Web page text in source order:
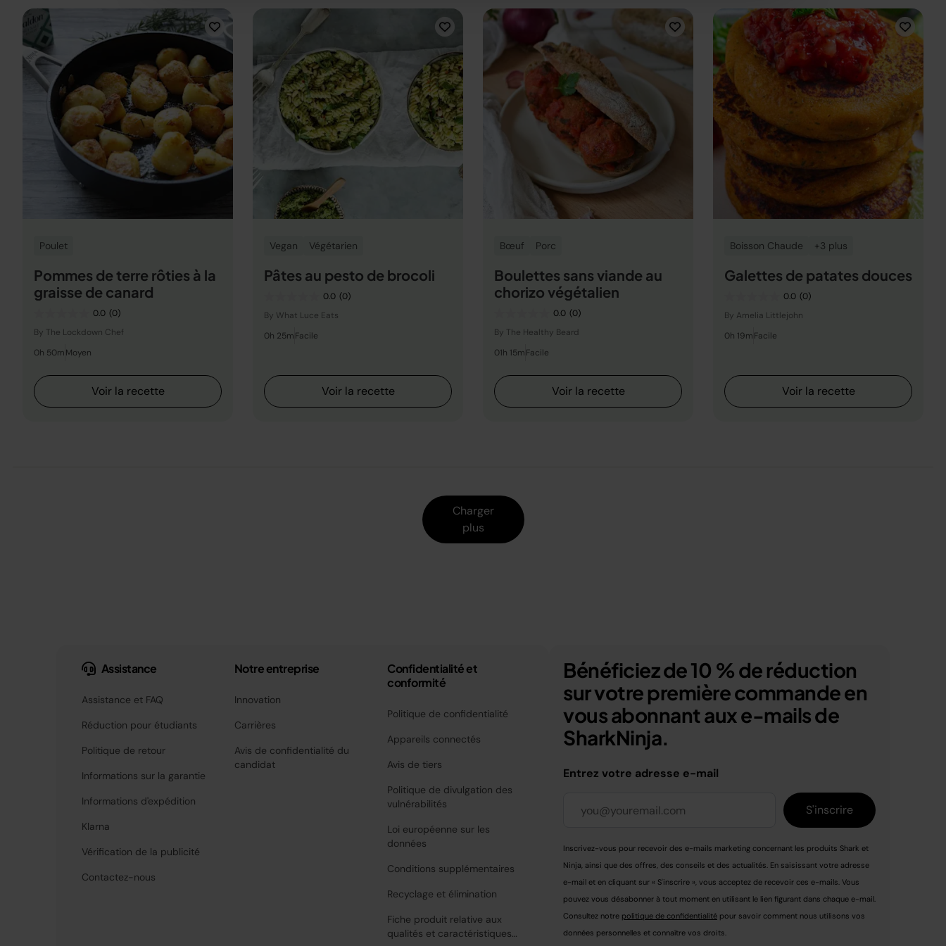
Poulet
Pommes de terre rôties à la
graisse de canard
0.0 (0)
By The Lockdown Chef
0h 50mMoyen
Voir la recette
Vegan Végétarien
Pâtes au pesto de brocoli
0.0 (0)
By What Luce Eats
0h 25mFacile
Voir la recette
Bœuf Porc
Boulettes sans viande au
chorizo végétalien
0.0 (0)
By The Healthy Beard
01h 15mFacile
Voir la recette
Boisson Chaude +3 plus
Galettes de patates douces
0.0 (0)
By Amelia Littlejohn
0h 19mFacile
Voir la recette
Charger
plus
Assistance
Assistance et FAQ
Réduction pour étudiants
Politique de retour
Informations sur la garantie
Informations d'expédition
Klarna
Vérification de la publicité
Contactez-nous
Notre entreprise
Innovation
Carrières
Avis de confidentialité du
candidat
Confidentialité et
conformité
Politique de confidentialité
Appareils connectés
Avis de tiers
Politique de divulgation des
vulnérabilités
Loi européenne sur les
données
Conditions supplémentaires
Recyclage et élimination
Fiche produit relative aux
qualités et caractéristiques
Bénéficiez de 10 % de réduction
sur votre première commande en
vous abonnant aux e-mails de
SharkNinja.
Entrez votre adresse e-mail
S'inscrire
Inscrivez-vous pour recevoir des e-mails marketing concernant les produits Shark et
Ninja, ainsi que des offres, des conseils et des actualités. En saisissant votre adresse
e-mail et en cliquant sur « S'inscrire », vous acceptez de recevoir ces e-mails. Vous
pouvez vous désabonner à tout moment en utilisant le lien figurant dans chaque e-mail.
Consultez notre politique de confidentialité pour savoir comment nous utilisons vos
données personnelles et connaître vos droits.